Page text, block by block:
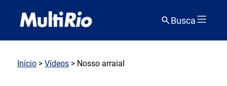
Busca
Início > Vídeos > Nosso arraial